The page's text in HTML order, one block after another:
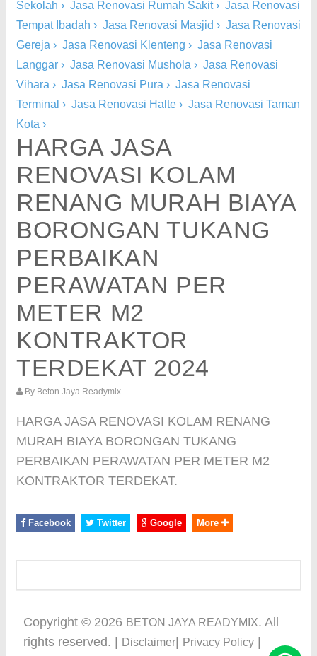
Sekolah › Jasa Renovasi Rumah Sakit› Jasa Renovasi
Tempat Ibadah › Jasa Renovasi Masjid › Jasa Renovasi
Gereja › Jasa Renovasi Klenteng › Jasa Renovasi
Langgar › Jasa Renovasi Mushola › Jasa Renovasi
Vihara › Jasa Renovasi Pura › Jasa Renovasi
Terminal › Jasa Renovasi Halte › Jasa Renovasi Taman
Kota ›
HARGA JASA
RENOVASI KOLAM
RENANG MURAH BIAYA
BORONGAN TUKANG
PERBAIKAN
PERAWATAN PER
METER M2
KONTRAKTOR
TERDEKAT 2024
By Beton Jaya Readymix
HARGA JASA RENOVASI KOLAM RENANG
MURAH BIAYA BORONGAN TUKANG
PERBAIKAN PERAWATAN PER METER M2
KONTRAKTOR TERDEKAT.
Facebook Twitter Google More
Copyright © 2026 BETON JAYA READYMIX. All
rights reserved. |
Disclaimer Privacy Policy